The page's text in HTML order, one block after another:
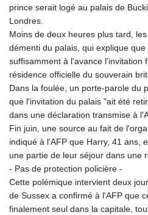
prince serait logé au palais de
Londres.
Moins de deux heures plus tard,
démenti du palais, qui explique
suffisamment à l'avance l'invitation
résidence officielle du souverain
Dans la foulée, un porte-parole du
que l'invitation du palais "ait été
dans une déclaration transmise à
Fin juin, une source au fait de
indiqué à l'AFP que Harry, 41 ans,
une partie de leur séjour dans une
- Pas de protection policière -
Cette polémique intervient deux
de Sussex a confirmé à l'AFP que
finalement seul dans la capitale,